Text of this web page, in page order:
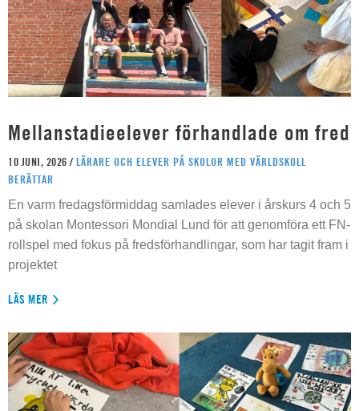
Mellanstadieelever förhandlade om fred
10 JUNI, 2026 / LÄRARE OCH ELEVER PÅ SKOLOR MED VÄRLDSKOLL
BERÄTTAR
En varm fredagsförmiddag samlades elever i årskurs 4 och 5
på skolan Montessori Mondial Lund för att genomföra ett FN-
rollspel med fokus på fredsförhandlingar, som har tagit fram i
projektet
LÄS MER